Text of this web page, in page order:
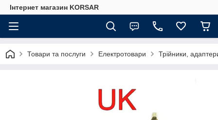
Iнтернет магазин KORSAR
Товари та послуги Електротовари Трійники,